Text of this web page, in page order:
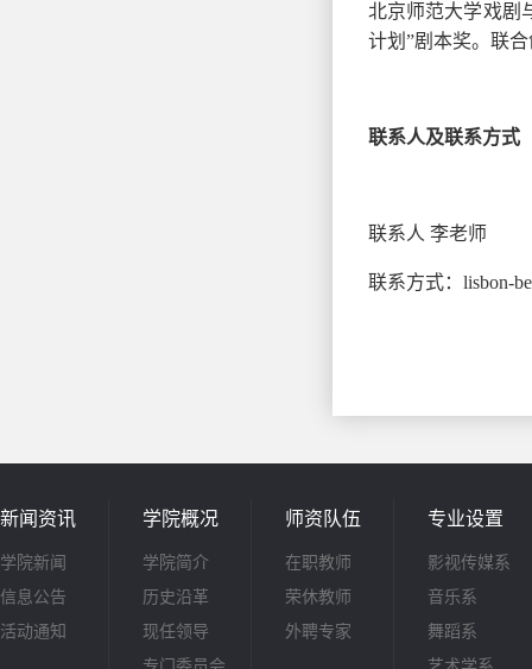
北京师范大学戏剧
计划”剧本奖。 联
联系人及联系方式
联系人 李老师
联系方式： lisbon-
新闻资讯
学院新闻
信息公告
活动通知
学院概况
学院简介
历史沿革
现任领导
师资队伍
在职教师
荣休教师
外聘专家
专业设置
影视传媒系
音乐系
舞蹈系